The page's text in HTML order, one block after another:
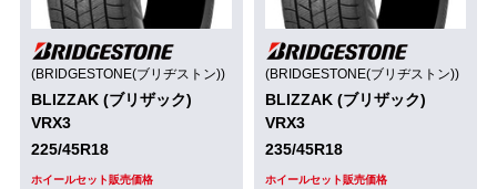
(BRIDGESTONE(ブリヂストン))
BLIZZAK (ブリザック)
VRX3
225/45R18
ホイールセット販売価格
(BRIDGESTONE(ブリヂストン))
BLIZZAK (ブリザック)
VRX3
235/45R18
ホイールセット販売価格